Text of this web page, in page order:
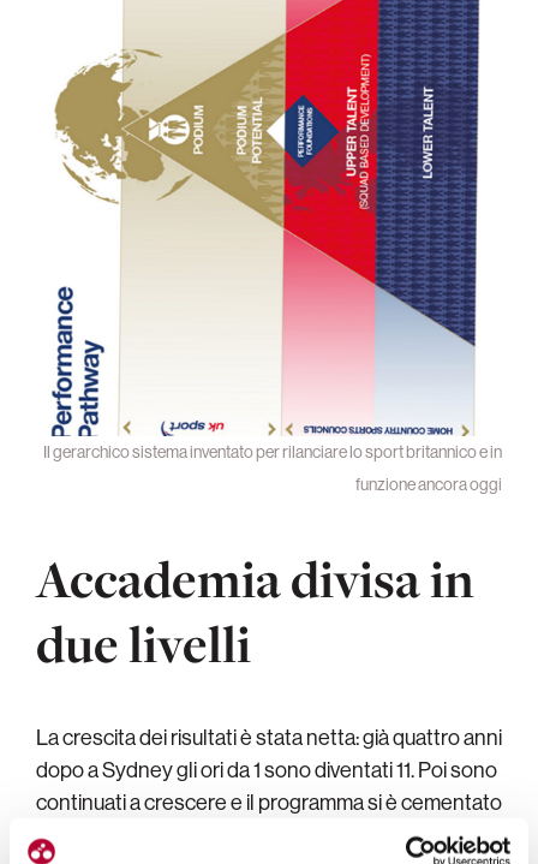
Il gerarchico sistema inventato per rilanciare lo sport britannico e in
funzione ancora oggi
Accademia divisa in
due livelli
La crescita dei risultati è stata netta: già quattro anni
dopo a Sydney gli ori da 1 sono diventati 11. Poi sono
continuati a crescere e il programma si è cementato
nel sistema sportivo inglese. Oltretutto c’erano da